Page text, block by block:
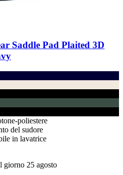
Saddle Pad Plaited 3D
poliestere
del sudore
in lavatrice
giorno 25 agosto